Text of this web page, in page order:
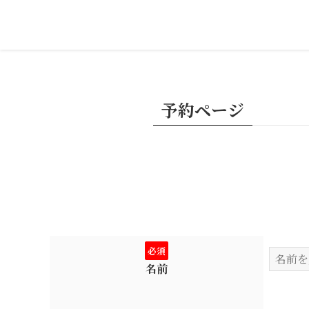
予約ページ
必須
名前